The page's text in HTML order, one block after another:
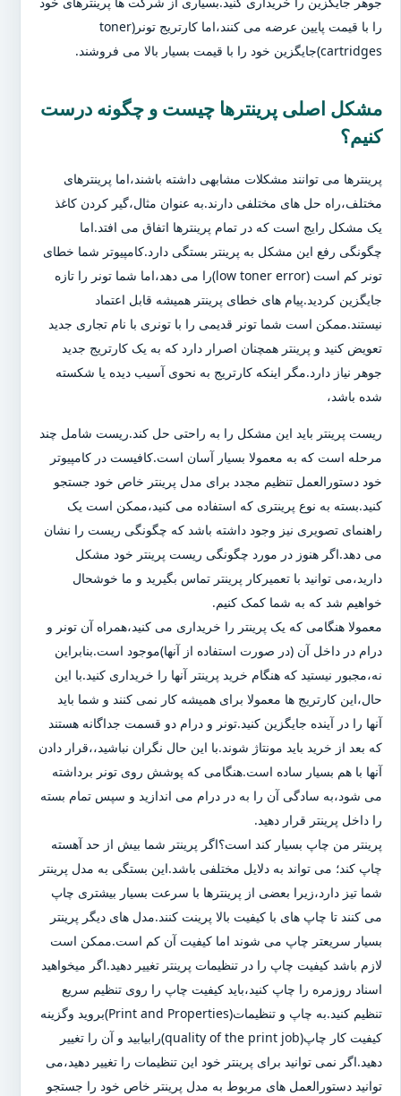
را با قیمت پایین عرضه می کنند،اما کارتریج تونر(toner
cartridges)جایگزین خود را با قیمت بسیار بالا می فروشند.
مشکل اصلی پرینترها چیست و چگونه درست
کنیم؟
پرینترها می توانند مشکلات مشابهی داشته باشند،اما پرینترهای
مختلف،راه حل های مختلفی دارند.به عنوان مثال،گیر کردن کاغذ
یک مشکل رایج است که در تمام پرینترها اتفاق می افتد.اما
چگونگی رفع این مشکل به پرینتر بستگی دارد.کامپیوتر شما خطای
تونر کم است (low toner error)را می دهد،اما شما تونر را تازه
جایگزین کردید.پیام های خطای پرینتر همیشه قابل اعتماد
نیستند.ممکن است شما تونر قدیمی را با تونری با نام تجاری جدید
تعویض کنید و پرینتر همچنان اصرار دارد که به یک کارتریج جدید
جوهر نیاز دارد.مگر اینکه کارتریج به نحوی آسیب دیده یا شکسته
شده باشد،
ریست پرینتر باید این مشکل را به راحتی حل کند.ریست شامل چند
مرحله است که به معمولا بسیار آسان است.کافیست در کامپیوتر
خود دستورالعمل تنظیم مجدد برای مدل پرینتر خاص خود جستجو
کنید.بسته به نوع پرینتری که استفاده می کنید،ممکن است یک
راهنمای تصویری نیز وجود داشته باشد که چگونگی ریست را نشان
می دهد.اگر هنوز در مورد چگونگی ریست پرینتر خود مشکل
دارید،می توانید با تعمیرکار پرینتر تماس بگیرید و ما خوشحال
خواهیم شد که به شما کمک کنیم.
معمولا هنگامی که یک پرینتر را خریداری می کنید،همراه آن تونر و
درام در داخل آن (در صورت استفاده از آنها)موجود است.بنابراین
نه،مجبور نیستید که هنگام خرید پرینتر آنها را خریداری کنید.با این
حال،این کارتریج ها معمولا برای همیشه کار نمی کنند و شما باید
آنها را در آینده جایگزین کنید.تونر و درام دو قسمت جداگانه هستند
که بعد از خرید باید مونتاژ شوند.با این حال نگران نباشید،،قرار دادن
آنها با هم بسیار ساده است.هنگامی که پوشش روی تونر برداشته
می شود،به سادگی آن را به در درام می اندازید و سپس تمام بسته
را داخل پرینتر قرار دهید.
پرینتر من چاپ بسیار کند است؟اگر پرینتر شما بیش از حد آهسته
چاپ کند؛ می تواند به دلایل مختلفی باشد.این بستگی به مدل پرینتر
شما تیز دارد،زیرا بعضی از پرینترها با سرعت بسیار بیشتری چاپ
می کنند تا چاپ های با کیفیت بالا پرینت کنند.مدل های دیگر پرینتر
بسیار سریعتر چاپ می شوند اما کیفیت آن کم است.ممکن است
لازم باشد کیفیت چاپ را در تنظیمات پرینتر تغییر دهید.اگر میخواهید
اسناد روزمره را چاپ کنید،باید کیفیت چاپ را روی تنظیم سریع
تنظیم کنید.به چاپ و تنظیمات(Print and Properties)بروید وگزینه
کیفیت کار چاپ(quality of the print job)رابیابید و آن را تغییر
دهید.اگر نمی توانید برای پرینتر خود این تنظیمات را تغییر دهید،می
توانید دستورالعمل های مربوط به مدل پرینتر خاص خود را جستجو